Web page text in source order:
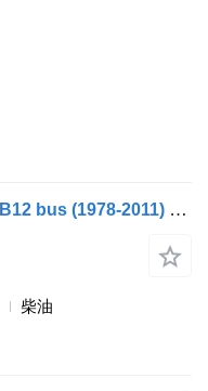
公共汽车 Volvo B6, B7, B9, B10, B12 bus (1978-2011) 的 加热器 Kormas B12B (01.97-12.11) 5704300240014
柴油